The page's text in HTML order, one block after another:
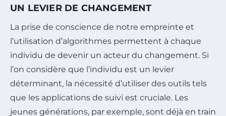
UN LEVIER DE CHANGEMENT
La prise de conscience de notre empreinte et
l’utilisation d’algorithmes permettent à chaque
individu de devenir un acteur du changement. Si
l’on considère que l’individu est un levier
déterminant, la nécessité d’utiliser des outils tels
que les applications de suivi est cruciale. Les
jeunes générations, par exemple, sont déjà en train